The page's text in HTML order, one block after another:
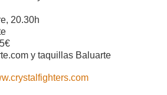
20.30h
y taquillas Baluarte